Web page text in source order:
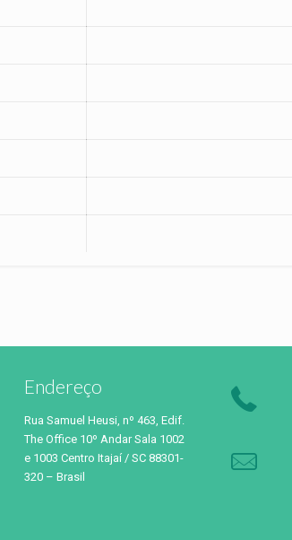
Endereço
Rua Samuel Heusi, nº 463, Edif.
The Office 10º Andar Sala 1002
e 1003 Centro Itajaí / SC 88301-
320 – Brasil